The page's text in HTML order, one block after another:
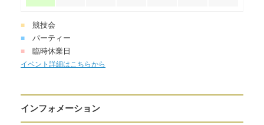
■ 競技会
■ パーティー
■ 臨時休業日
イベント詳細はこちらから
インフォメーション